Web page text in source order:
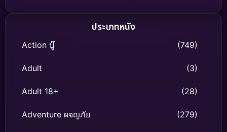
ประเภทหนัง
Action บู๊ (749)
Adult (3)
Adult 18+ (28)
Adventure ผจญภัย (279)